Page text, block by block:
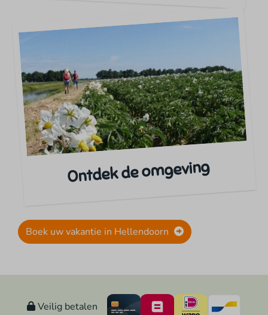
Ontdek de omgeving
Boek uw vakantie in Hellendoorn
Veilig betalen